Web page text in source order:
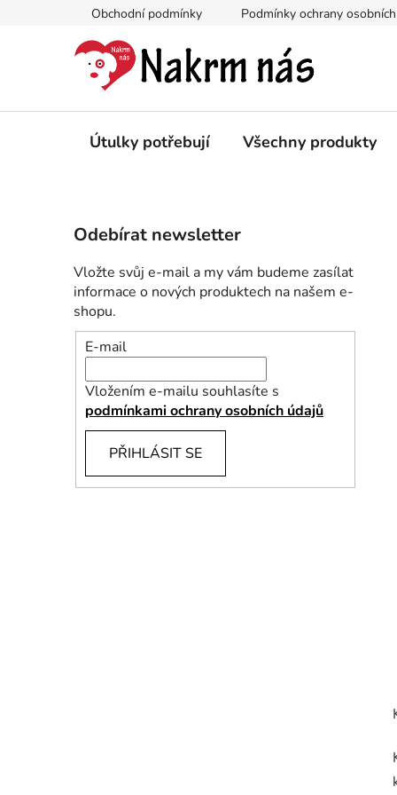
Obchodní podmínky Podmínky ochrany
Útulky potřebují Všechny produkty
o
s
t
r
a
e
Odebírat newsletter
Vložte svůj e-mail a my vám budeme zasílat
informace o nových produktech na našem e-
shopu.
E-mail
Vložením e-mailu souhlasíte s
podmínkami ochrany osobních údajů
PŘIHLÁSIT SE